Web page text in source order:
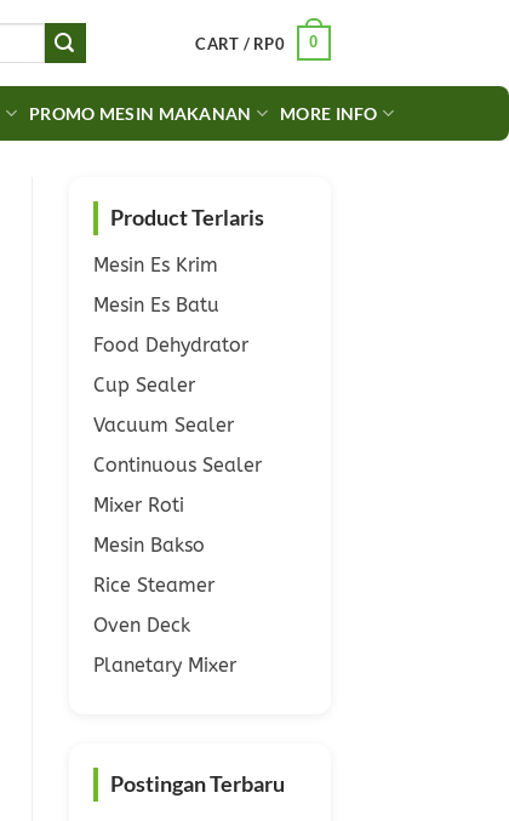
CART / RP0 0
PROMO MESIN MAKANAN MORE INFO
Product Terlaris
Mesin Es Krim
Mesin Es Batu
Food Dehydrator
Cup Sealer
Vacuum Sealer
Continuous Sealer
Mixer Roti
Mesin Bakso
Rice Steamer
Oven Deck
Planetary Mixer
Postingan Terbaru